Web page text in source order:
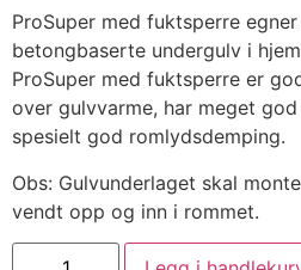
ProSuper med fuktsperre
betongbaserte undergulv i
ProSuper med fuktsperre er
over gulvvarme, har meget
spesielt god romlydsdemping.
Obs: Gulvunderlaget skal
vendt opp og inn i rommet.